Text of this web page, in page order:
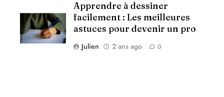
Apprendre à dessiner
facilement : Les meilleures
astuces pour devenir un pro
Julien 2 ans ago 0